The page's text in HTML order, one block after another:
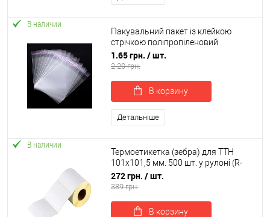
В наличии
Пакувальний пакет із клейкою
стрічкою поліпропіленовий
прозорий 290x550мм 20мкн (R-
00085)
1.65 грн. / шт.
2.20 грн.
В корзину
Детальніше
В наличии
Термоетикетка (зебра) для ТТН
101х101,5 мм. 500 шт. у рулоні (R-
00005)
272 грн. / шт.
389 грн.
В корзину